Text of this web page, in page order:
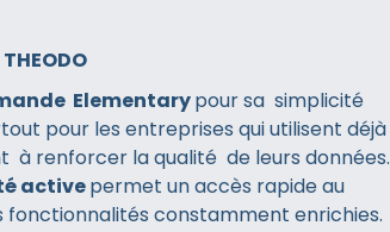
THEODO
Elementarypour sa simplicité
pour les entreprises qui utilisent déjà
à renforcer la qualité de leurs données.
activepermet un accès rapide au
constamment enrichies.